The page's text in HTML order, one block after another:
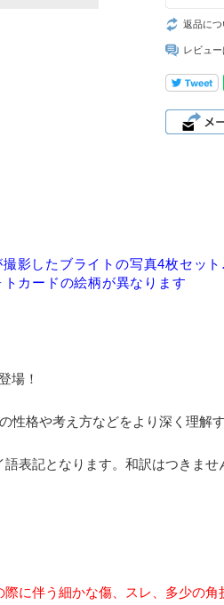
返品に
レビュ
影したブライトの写真4枚セット
カードの絵柄が異なります
場！
性格や考え方などをより深く理解
表記となります。和訳はつきませ
に伴う細かな傷、スレ、多少の角